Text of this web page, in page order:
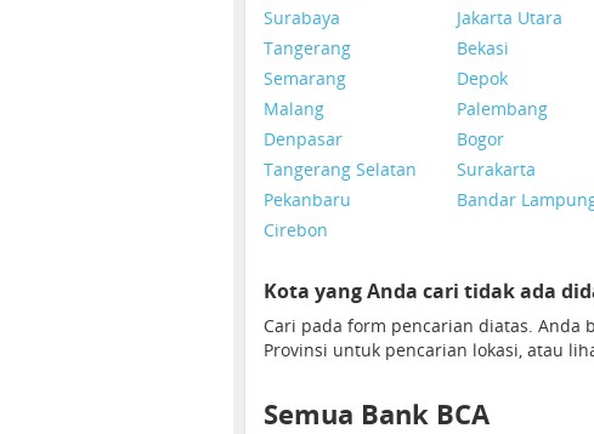
Surabaya
Jakarta Utara
Tangerang
Bekasi
Semarang
Depok
Malang
Palembang
Denpasar
Bogor
Tangerang Selatan
Surakarta
Pekanbaru
Bandar
Cirebon
Kota yang Anda cari tidak ada
Cari pada form pencarian diatas. Anda
Provinsi untuk pencarian lokasi, atau
Semua Bank BCA